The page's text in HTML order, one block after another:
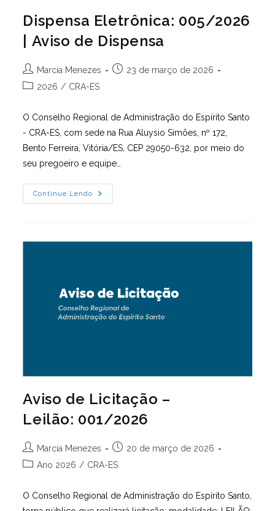
Dispensa Eletrônica: 005/2026
| Aviso de Dispensa
Autor
do
Marcia Menezes
Post23 de março de 2026
Categoria
2026 / CRA-ES
O Conselho Regional de Administração do Espírito Santo
- CRA-ES, com sede na Rua Aluysio Simões, nº 172,
Bento Ferreira, Vitória/ES, CEP 29050-632, por meio do
seu pregoeiro e equipe…
Continue Lendo
Dispensa
Eletrônica: 005/2026
Aviso de Licitação –
Leilão: 001/2026
Autor
do
Marcia Menezes
Post
publicado:
20 de março de 2026
Categoria
Ano 2026 / CRA-ES
O Conselho Regional de Administração do Espírito Santo,